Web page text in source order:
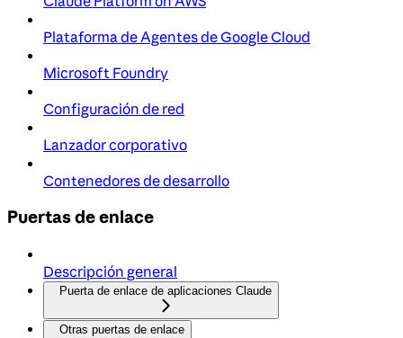
Plataforma de Agentes de Google Cloud
Microsoft Foundry
Configuración de red
Lanzador corporativo
Contenedores de desarrollo
Puertas de enlace
Descripción general
Puerta de enlace de aplicaciones Claude
Otras puertas de enlace